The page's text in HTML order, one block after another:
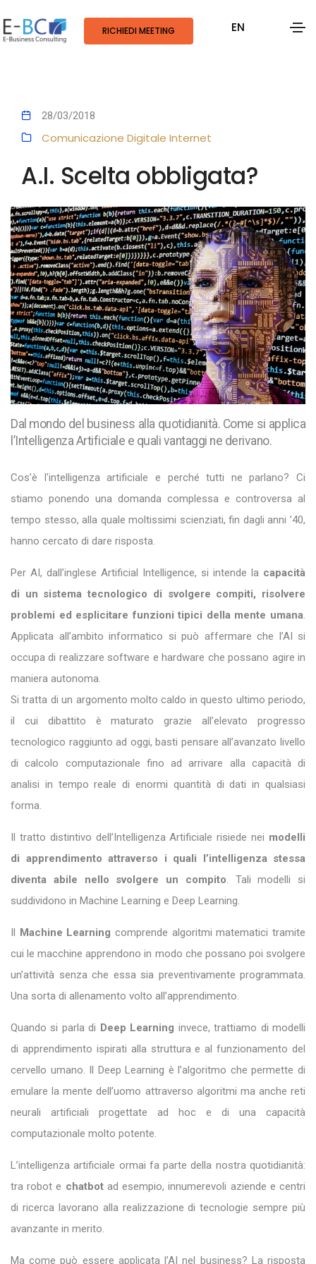
RICHIEDI MEETING EN
28/03/2018
Comunicazione Digitale Internet
A.I. Scelta obbligata?
Dal mondo del business alla quotidianità. Come si applica
l’Intelligenza Artificiale e quali vantaggi ne derivano.
Cos’è l'intelligenza artificiale e perché tutti ne parlano? Ci
stiamo ponendo una domanda complessa e controversa al
tempo stesso, alla quale moltissimi scienziati, fin dagli anni ’40,
hanno cercato di dare risposta.
Per AI, dall’inglese Artificial Intelligence, si intende la capacità
di un sistema tecnologico di svolgere compiti, risolvere
problemi ed esplicitare funzioni tipici della mente umana.
Applicata all’ambito informatico si può affermare che l’AI si
occupa di realizzare software e hardware che possano agire in
maniera autonoma.
Si tratta di un argomento molto caldo in questo ultimo periodo,
il cui dibattito è maturato grazie all’elevato progresso
tecnologico raggiunto ad oggi, basti pensare all’avanzato livello
di calcolo computazionale fino ad arrivare alla capacità di
analisi in tempo reale di enormi quantità di dati in qualsiasi
forma.
Il tratto distintivo dell’Intelligenza Artificiale risiede nei modelli
di apprendimento attraverso i quali l’intelligenza stessa
diventa abile nello svolgere un compito. Tali modelli si
suddividono in Machine Learning e Deep Learning.
Il Machine Learning comprende algoritmi matematici tramite
cui le macchine apprendono in modo che possano poi svolgere
un’attività senza che essa sia preventivamente programmata.
Una sorta di allenamento volto all’apprendimento.
Quando si parla di Deep Learning invece, trattiamo di modelli
di apprendimento ispirati alla struttura e al funzionamento del
cervello umano. Il Deep Learning è l’algoritmo che permette di
emulare la mente dell’uomo attraverso algoritmi ma anche reti
neurali artificiali progettate ad hoc e di una capacità
computazionale molto potente.
L’intelligenza artificiale ormai fa parte della nostra quotidianità:
tra robot e chatbotad esempio, innumerevoli aziende e centri
di ricerca lavorano alla realizzazione di tecnologie sempre più
avanzante in merito.
Ma come può essere applicata l’AI nel business? La risposta